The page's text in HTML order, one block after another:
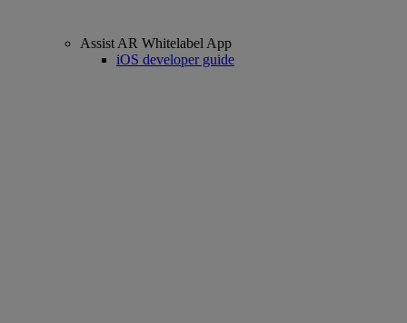
Assist AR Whitelabel App
iOS developer guide